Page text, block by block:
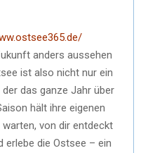
anders aussehen
ist also nicht nur ein
das ganze Jahr über
hält ihre eigenen
von dir entdeckt
erlebe die Ostsee – ein